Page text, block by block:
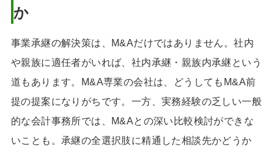
か
事業承継の解決策は、M&Aだけではありません。社内
や親族に適任者がいれば、社内承継・親族内承継という
道もあります。M&A専業の会社は、どうしてもM&A前
提の提案になりがちです。一方、実務経験の乏しい一般
的な会計事務所では、M&Aとの深い比較検討ができな
いことも。承継の全選択肢に精通した相談先かどうか